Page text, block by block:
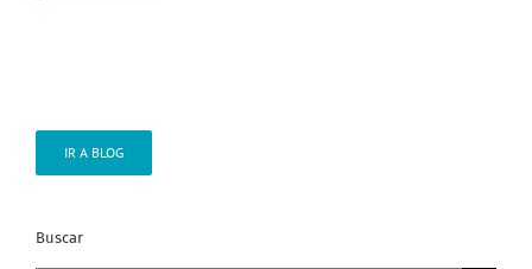
IR A BLOG
Buscar